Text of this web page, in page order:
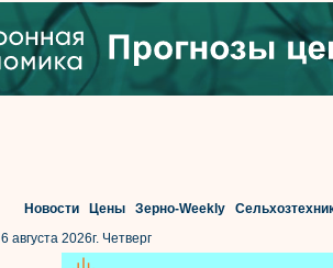
Новости Цены Зерно-Weekly
6 августа 2026г. Четверг